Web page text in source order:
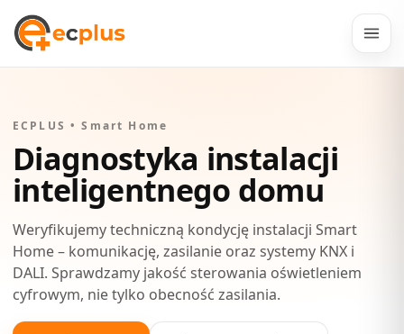
ECPLUS • Smart Home
Diagnostyka instalacji
inteligentnego domu
Weryfikujemy techniczną kondycję instalacji Smart
Home – komunikację, zasilanie oraz systemy KNX i
DALI. Sprawdzamy jakość sterowania oświetleniem
cyfrowym, nie tylko obecność zasilania.